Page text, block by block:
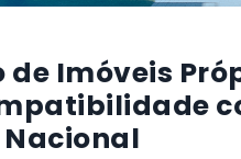
de Imóveis